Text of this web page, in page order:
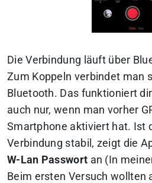
Die Verbindung läuft über
Zum Koppeln verbindet man
Bluetooth. Das funktioniert
auch nur, wenn man vorher
Smartphone aktiviert hat. Ist
Verbindung stabil, zeigt die
W-Lan Passwort an (In
Beim ersten Versuch wollten